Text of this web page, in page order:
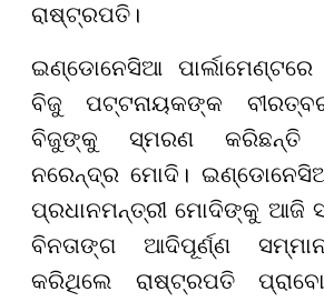
ରାଷ୍ଟ୍ରପତି।
ଇଣ୍ଡୋନେସିଆ
ବିଜୁ ପଟ୍ଟନାୟକଙ୍କ
ବିଜୁଙ୍କୁ ସ୍ମରଣ କରିଛନ୍ତି
ନରେନ୍ଦ୍ର ମୋଦି।
ପ୍ରଧାନମନ୍ତ୍ରୀ ମୋଦିଙ୍କୁ ଆଜି
ବିନତାଙ୍ଗ ଆଦିପୂର୍ଣ୍ଣ
କରିଥିଲେ ରାଷ୍ଟ୍ରପତି